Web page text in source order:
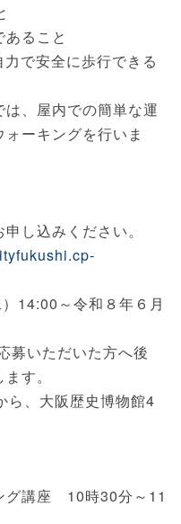
こと
全に歩行できる
屋内での簡単な運
ーキングを行いま
し込みください。
14:00～令和８年６月
募いただいた方へ後
す。
ら、大阪歴史博物館4
グ講座 10時30分～11